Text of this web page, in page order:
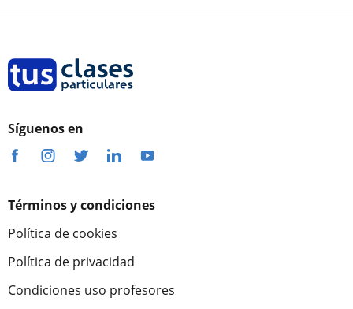
Síguenos en
Términos y condiciones
Política de cookies
Política de privacidad
Condiciones uso profesores